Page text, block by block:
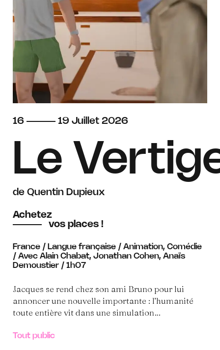
du
16 au
19 juillet
Juillet 2026
Le
de Quentin Dupieux
Achetez
vos places !
France / Langue française / Animation, Comédie
/ Avec Alain Chabat, Jonathan Cohen, Anaïs
Demoustier / 1h07
Jacques se rend chez son ami Bruno pour lui
annoncer une nouvelle importante : l’humanité
toute entière vit dans une simulation…
Tout public